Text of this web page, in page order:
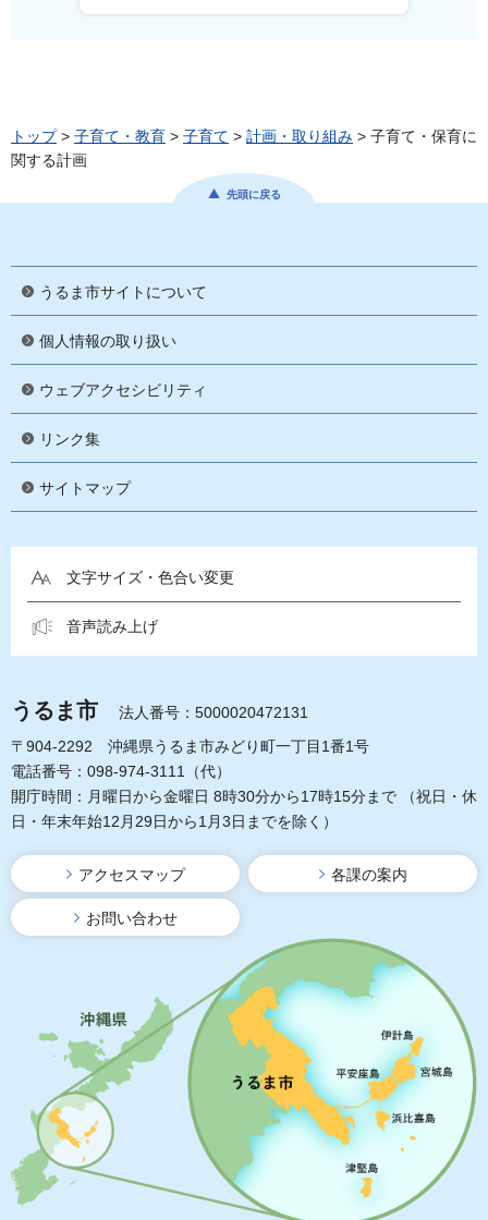
トップ> 子育て・教育 > 子育て > 計画・取り組み > 子育て・保育に
関する計画
先頭に戻る
うるま市サイトについて
個人情報の取り扱い
ウェブアクセシビリティ
リンク集
サイトマップ
文字サイズ・色合い変更
音声読み上げ
うるま市
法人番号：5000020472131
〒904-2292 沖縄県うるま市みどり町一丁目1番1号
電話番号：098-974-3111（代）
開庁時間：月曜日から金曜日 8時30分から17時15分まで
（祝日・休
日・年末年始12月29日から1月3日までを除く）
アクセスマップ 各課の案内
お問い合わせ